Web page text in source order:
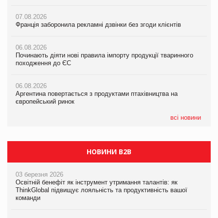
07.08.2026
Франція заборонила рекламні дзвінки без згоди клієнтів
06.08.2026
Починають діяти нові правила імпорту продукції тваринного
походження до ЄС
06.08.2026
Аргентина повертається з продуктами птахівництва на
європейський ринок
всі новини
07.08.2026
Франція заборонила рекламні дзвінки без згоди клієнтів
06.08.2026
Починають діяти нові правила імпорту продукції тваринного
походження до ЄС
06.08.2026
Аргентина повертається з продуктами птахівництва на
європейський ринок
07.08.2026
Франція заборонила рекламні дзвінки без згоди клієнтів
06.08.2026
Починають діяти нові правила імпорту продукції тваринного
походження до ЄС
06.08.2026
Аргентина повертається з продуктами птахівництва на
європейський ринок
НОВИНИ B2B
03 березня 2026
Освітній бенефіт як інструмент утримання талантів: як
ThinkGlobal підвищує лояльність та продуктивність вашої
команди